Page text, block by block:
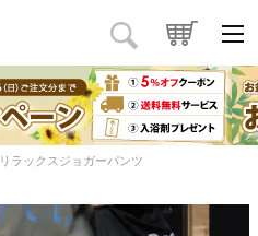
リラックスジョガーパンツ